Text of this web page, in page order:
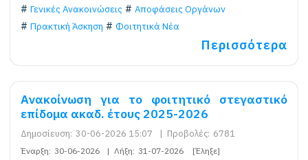
Γενικές Ανακοινώσεις
Αποφάσεις Οργάνων
Πρακτική Άσκηση
Φοιτητικά Νέα
Περισσότερα
Ανακοίνωση για το φοιτητικό στεγαστικό
επίδομα ακαδ. έτους 2025-2026
Δημοσίευση: 30-06-2026 15:07 | Προβολές: 6781
Έναρξη: 30-06-2026 | Λήξη: 31-07-2026 [Έληξε]